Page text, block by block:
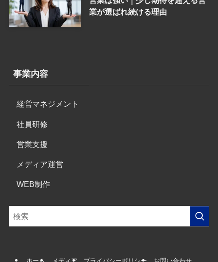
業が選ばれ続ける理由
事業内容
経営マネジメント
社員研修
営業支援
メディア運営
WEB制作